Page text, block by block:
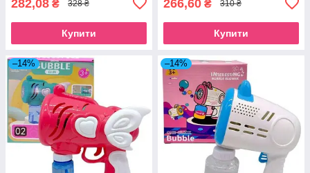
282,08 ₴ 328 ₴
Купити
266,60 ₴ 310 ₴
Купити
–14% –14%